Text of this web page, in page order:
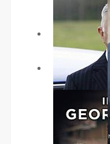
主演：内详
更新至
潜能探案组第
主演：凯特
凯特·迈纳,